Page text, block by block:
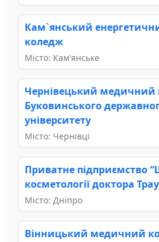
Кам`янський
коледж
Місто: Кам'янське
Чернівецький медичний
Буковинського
університету
Місто: Чернівці
Приватне підприємство
косметології доктора
Місто: Дніпро
Вінницький медичний